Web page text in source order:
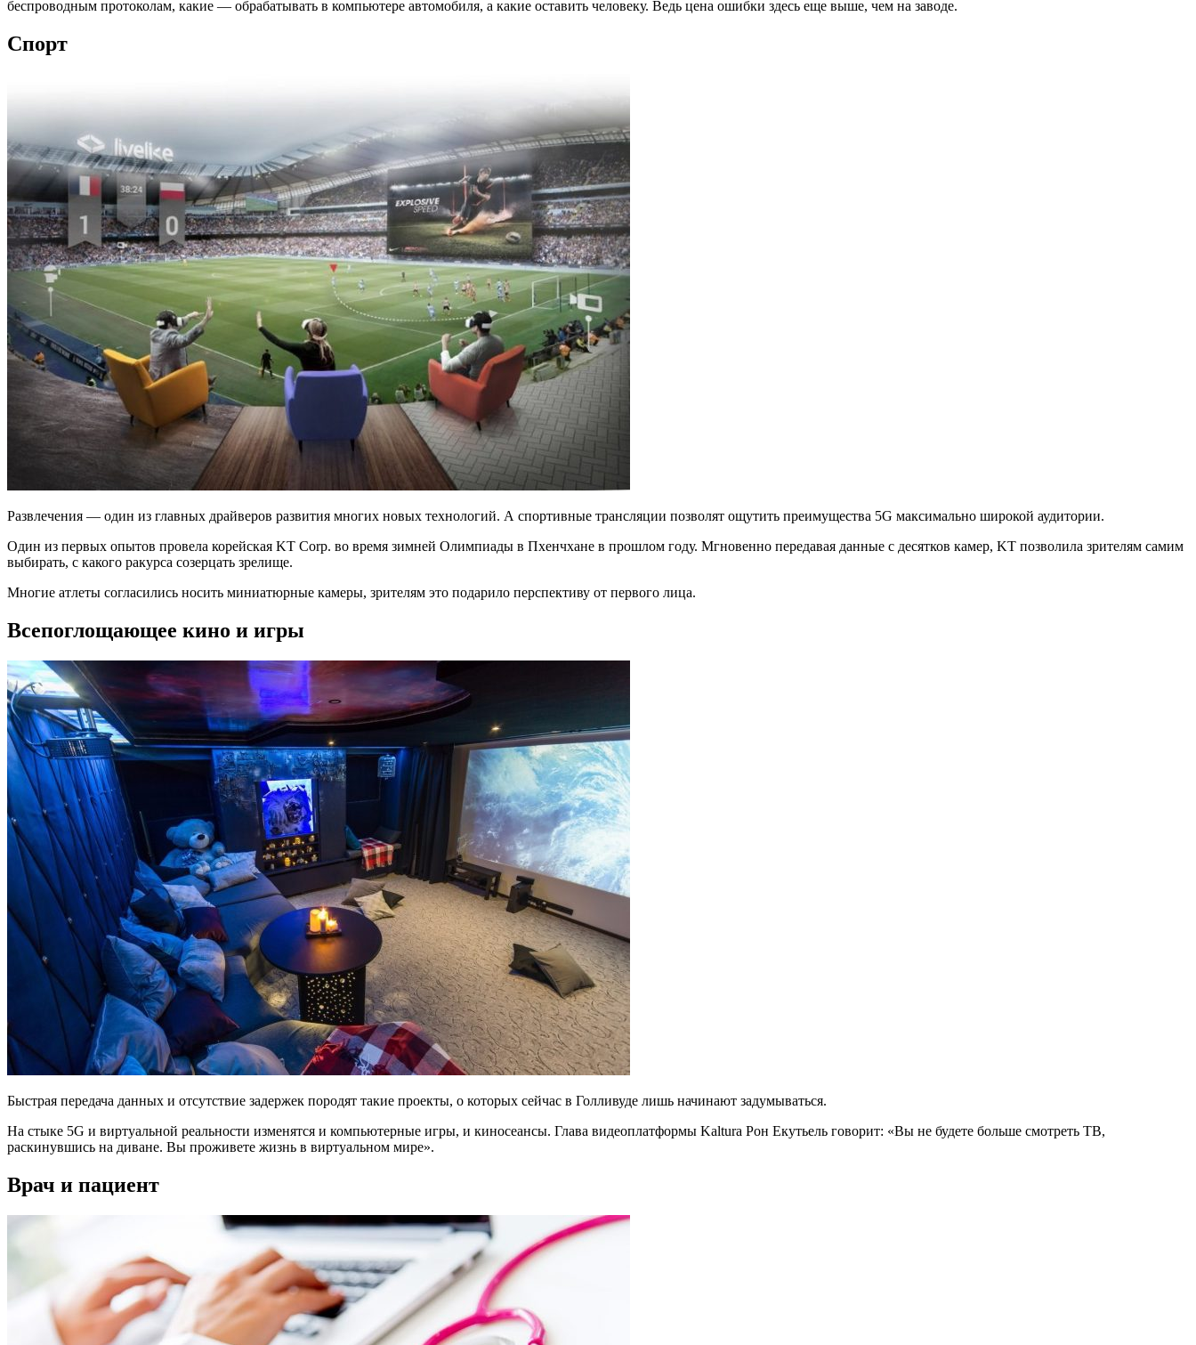
беспроводным протоколам, какие — обрабатывать в компьютере автомобиля, а какие оставить человеку. Ведь цена ошибки здесь еще выше, чем на заводе.
Спорт
Развлечения — один из главных драйверов развития многих новых технологий. А спортивные трансляции позволят ощутить преимущества 5G максимально широкой аудитории.
Один из первых опытов провела корейская KT Corp. во время зимней Олимпиады в Пхенчхане в прошлом году. Мгновенно передавая данные с десятков камер, KT позволила зрителям самим
выбирать, с какого ракурса созерцать зрелище.
Многие атлеты согласились носить миниатюрные камеры, зрителям это подарило перспективу от первого лица.
Всепоглощающее кино и игры
Быстрая передача данных и отсутствие задержек породят такие проекты, о которых сейчас в Голливуде лишь начинают задумываться.
На стыке 5G и виртуальной реальности изменятся и компьютерные игры, и киносеансы. Глава видеоплатформы Kaltura Рон Екутьель говорит: «Вы не будете больше смотреть ТВ,
раскинувшись на диване. Вы проживете жизнь в виртуальном мире».
Врач и пациент